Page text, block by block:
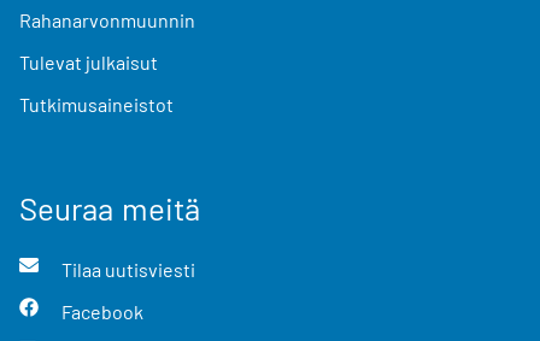
Rahanarvonmuunnin
Tulevat julkaisut
Tutkimusaineistot
Seuraa meitä
Tilaa uutisviesti
Facebook